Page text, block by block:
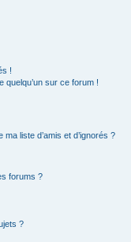
!
quelqu’un sur ce forum !
liste d’amis et d’ignorés ?
forums ?
?